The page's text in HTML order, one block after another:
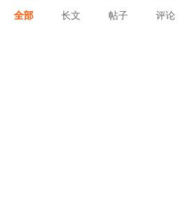
全部 长文 帖子 评论